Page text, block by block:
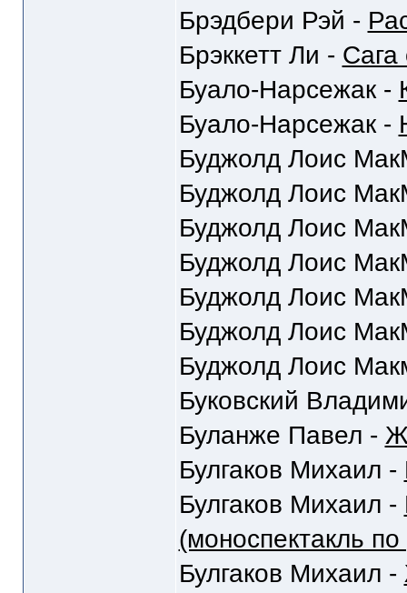
Брэдбери Рэй -
Брэккетт Ли - Сага
Буало-Нарсежак -
Буало-Нарсежак -
Буджолд Лоис
Буджолд Лоис
Буджолд Лоис
Буджолд Лоис
Буджолд Лоис
Буджолд Лоис
Буджолд Лоис
Буковский
Буланже Павел -
Булгаков Михаил -
Булгаков Михаил -
(моноспектакль
Булгаков Михаил -